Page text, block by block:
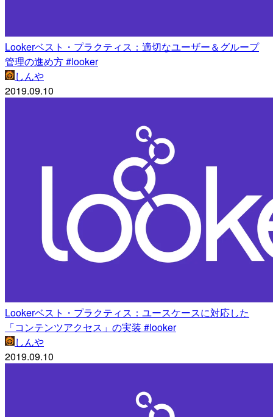
Lookerベスト・プラクティス：適切なユーザー＆グループ
管理の進め方 #looker
しんや
2019.09.10
Lookerベスト・プラクティス：ユースケースに対応した
「コンテンツアクセス」の実装 #looker
しんや
2019.09.10